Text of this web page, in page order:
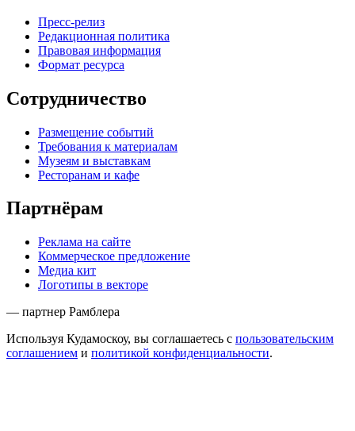
Пресс-релиз
Редакционная политика
Правовая информация
Формат ресурса
Сотрудничество
Размещение событий
Требования к материалам
Музеям и выставкам
Ресторанам и кафе
Партнёрам
Реклама на сайте
Коммерческое предложение
Медиа кит
Логотипы в векторе
— партнер Рамблера
Используя Кудамоскоу, вы соглашаетесь с пользовательским
соглашением и политикой конфиденциальности.